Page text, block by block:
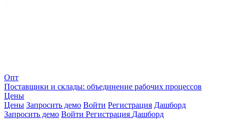
Опт
Поставщики и склады: объединение рабочих процессов
Цены
Цены Запросить демо Войти Регистрация Дашборд
Запросить демо Войти Регистрация Дашборд